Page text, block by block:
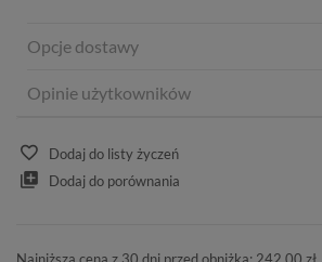
Opcje dostawy
Opinie użytkowników
Dodaj do listy życzeń
Dodaj do porównania